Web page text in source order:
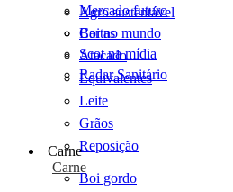
Agro sustentável
Cartas
Scot na mídia
Radar Sanitário
Mercado futuro
Boi no mundo
Atacado
Equivalentes
Leite
Grãos
Reposição
Carne
Carne
Boi gordo